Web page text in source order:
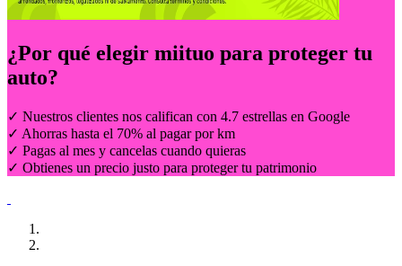
¿Por qué elegir miituo para proteger tu
auto?
✓ Nuestros clientes nos califican con 4.7 estrellas en Google
✓ Ahorras hasta el 70% al pagar por km
✓ Pagas al mes y cancelas cuando quieras
✓ Obtienes un precio justo para proteger tu patrimonio